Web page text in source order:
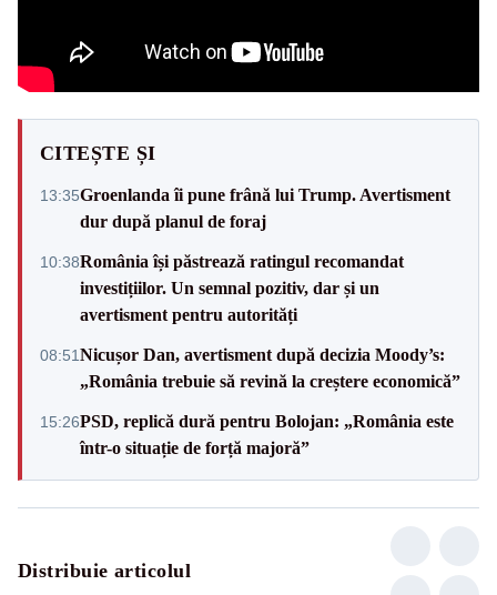
CITEȘTE ȘI
13:35Groenlanda îi pune frână lui Trump. Avertisment
dur după planul de foraj
10:38România își păstrează ratingul recomandat
investițiilor. Un semnal pozitiv, dar și un
avertisment pentru autorități
08:51Nicușor Dan, avertisment după decizia Moody’s:
„România trebuie să revină la creștere economică”
15:26PSD, replică dură pentru Bolojan: „România este
într-o situație de forță majoră”
Distribuie articolul